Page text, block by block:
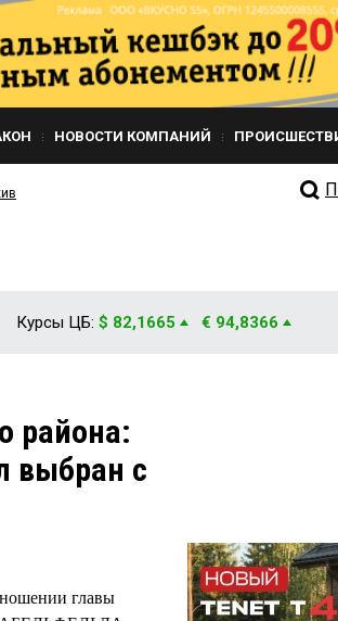
НОВОСТИ КОМПАНИЙ
Курсы ЦБ: $ 82,1665 € 94,8366
района:
выбран с
главы